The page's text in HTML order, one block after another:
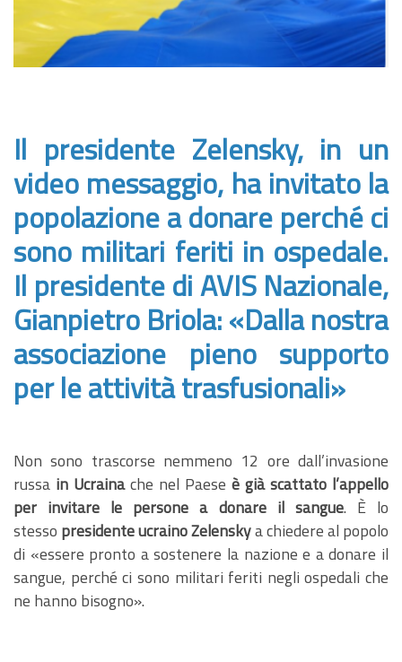
Il presidente Zelensky, in un
video messaggio, ha invitato la
popolazione a donare perché ci
sono militari feriti in ospedale.
Il presidente di AVIS Nazionale,
Gianpietro Briola: «Dalla nostra
associazione pieno supporto
per le attivitàtrasfusionali»
Non sono trascorse nemmeno 12 ore dall’invasione
russa in Ucrainache nel Paese è già scattato l’appello
per invitare le persone a donare il sangue. È lo
stesso presidente ucraino Zelenskya chiedere al popolo
di «essere pronto a sostenere la nazione e a donare il
sangue, perché ci sono militari feriti negli ospedali che
ne hanno bisogno».